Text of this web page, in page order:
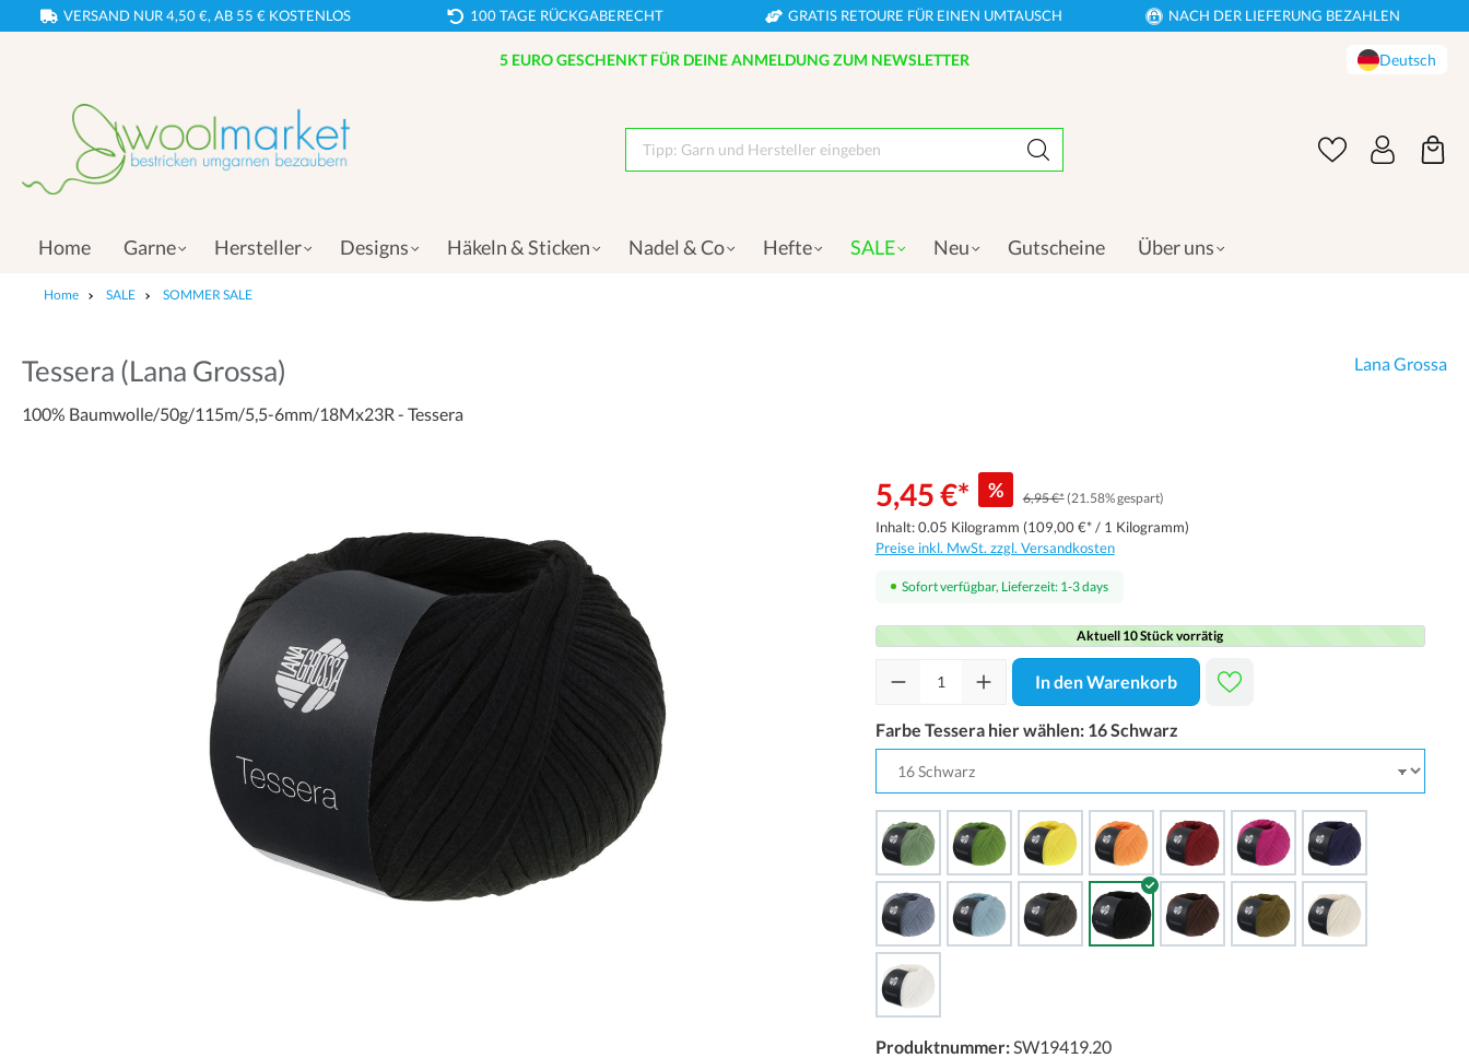
VERSAND NUR 4,50 €, AB 55 € KOSTENLOS 100 TAGE RÜCKGABERECHT GRATIS RETOURE FÜR EINEN UMTAUSCH NACH DER LIEFERUNG BEZAHLEN
5 EURO GESCHENKT FÜR DEINE ANMELDUNG ZUM NEWSLETTER Deutsch
Home Garne Hersteller Designs Häkeln & Sticken Nadel & Co Hefte SALE Neu Gutscheine Über uns
Home SALE SOMMER SALE
Tessera (Lana Grossa) Lana Grossa
100% Baumwolle/50g/115m/5,5-6mm/18Mx23R - Tessera
5,45 €* % 6,95 €*(21.58% gespart)
Inhalt:0.05 Kilogramm (109,00 €* / 1 Kilogramm)
Preise inkl. MwSt. zzgl. Versandkosten
Sofort verfügbar, Lieferzeit: 1-3 days
Aktuell 10 Stück vorrätig
In den Warenkorb
Farbe Tessera hier wählen: 16 Schwarz
Produktnummer: SW19419.20